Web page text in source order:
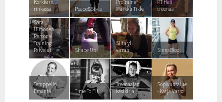
Korkkarit
rinkassa
Peace&Style
ProTrainer -
Márkku Tikka
PT Heli
treenaa
Sara
Uimonen
Personal
Training
Palvelut
Shape Up
Silta yli
virran
SinnaBlogi
Temppelin
Emäntä
Time To Fit
Treenaajan
käsikirja
Sopivuusalue
- Katja Varjo